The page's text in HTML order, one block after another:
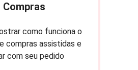
Compras
como funciona o
compras assistidas e
com seu pedido